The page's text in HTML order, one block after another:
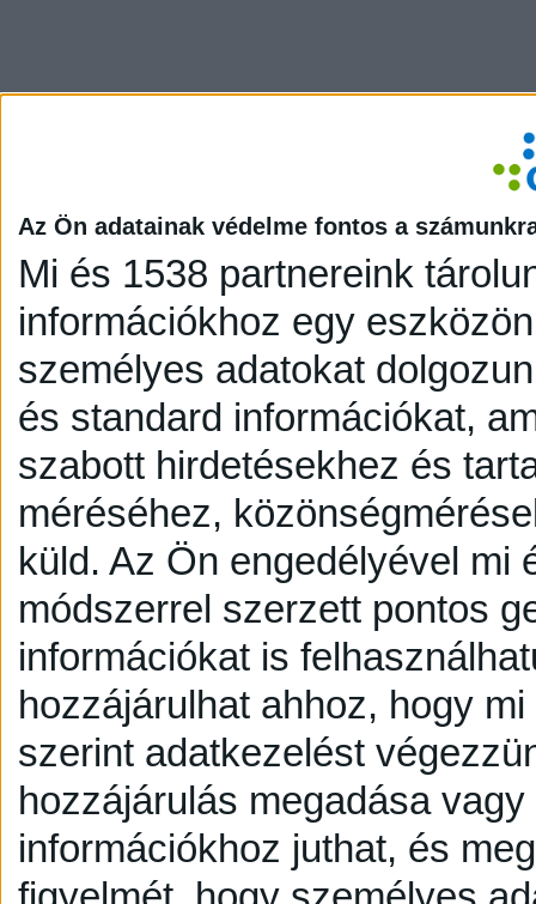
Az Ön adatainak védelme fontos a
Mi és 1538 partnereink
információkhoz egy
személyes adatokat
és standard információkat,
szabott hirdetésekhez és
méréséhez,
küld. Az Ön engedélyével mi
módszerrel szerzett pontos
információkat is
hozzájárulhat ahhoz, hogy
szerint adatkezelést
hozzájárulás megadása
információkhoz juthat, és